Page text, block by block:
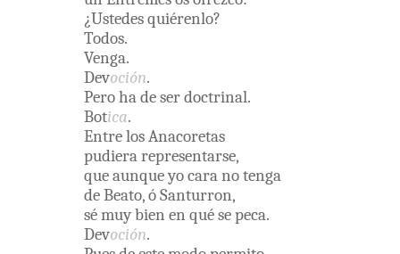
¿Ustedesquiérenlo?
Todos.
Venga.
Devoción.
Perohadeserdoctrinal.
Botica.
EntrelosAnacoretas
pudierarepresentarse,
queaunqueyocaranotenga
deBeato,óSanturron,
sémuybien en quésepeca.
Devoción.